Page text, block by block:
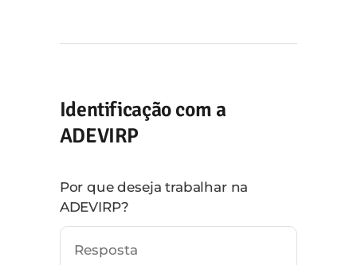
Identificação com a
ADEVIRP
Por que deseja trabalhar na
ADEVIRP?